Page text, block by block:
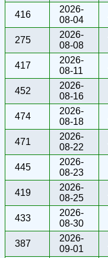
416
2026-
08-04
275
2026-
08-08
417
2026-
08-11
452
2026-
08-16
474
2026-
08-18
471
2026-
08-22
445
2026-
08-23
419
2026-
08-25
433
2026-
08-30
387
2026-
09-01